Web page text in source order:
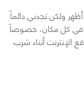
ولكن تجدني دائماً
في كل مكان، خصوصاً
الإنترنت أثناء شرب